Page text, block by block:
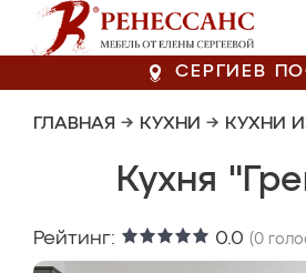
СЕРГИЕВ
ГЛАВНАЯ → КУХНИ → КУХНИ
Кухня
Рейтинг: 0.0 (0